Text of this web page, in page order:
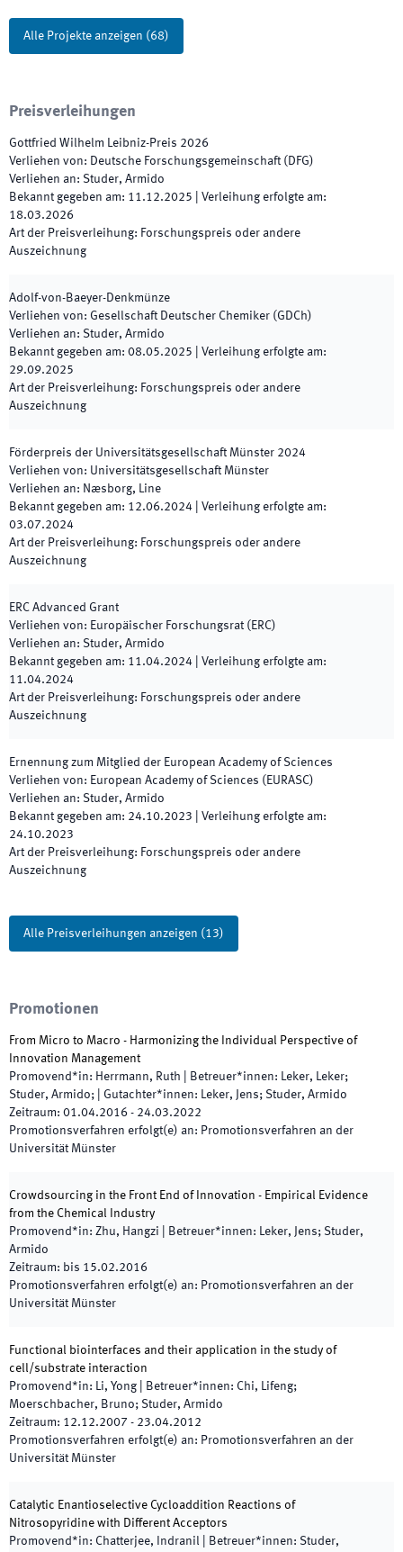
Alle Projekte anzeigen (68)
Preisverleihungen
Gottfried Wilhelm Leibniz-Preis 2026
Verliehen von: Deutsche Forschungsgemeinschaft (DFG)
Verliehen an: Studer, Armido
Bekannt gegeben am: 11.12.2025 Verleihung erfolgte am:
18.03.2026
Art der Preisverleihung: Forschungspreis oder andere
Auszeichnung
Adolf-von-Baeyer-Denkmünze
Verliehen von: Gesellschaft Deutscher Chemiker (GDCh)
Verliehen an: Studer, Armido
Bekannt gegeben am: 08.05.2025 Verleihung erfolgte am:
29.09.2025
Art der Preisverleihung: Forschungspreis oder andere
Auszeichnung
Förderpreis der Universitätsgesellschaft Münster 2024
Verliehen von: Universitätsgesellschaft Münster
Verliehen an: Næsborg, Line
Bekannt gegeben am: 12.06.2024 Verleihung erfolgte am:
03.07.2024
Art der Preisverleihung: Forschungspreis oder andere
Auszeichnung
ERC Advanced Grant
Verliehen von: Europäischer Forschungsrat (ERC)
Verliehen an: Studer, Armido
Bekannt gegeben am: 11.04.2024 Verleihung erfolgte am:
11.04.2024
Art der Preisverleihung: Forschungspreis oder andere
Auszeichnung
Ernennung zum Mitglied der European Academy of Sciences
Verliehen von: European Academy of Sciences (EURASC)
Verliehen an: Studer, Armido
Bekannt gegeben am: 24.10.2023 Verleihung erfolgte am:
24.10.2023
Art der Preisverleihung: Forschungspreis oder andere
Auszeichnung
Alle Preisverleihungen anzeigen (13)
Promotionen
From Micro to Macro - Harmonizing the Individual Perspective of
Innovation Management
Promovend*in: Herrmann, Ruth Betreuer*innen: Leker, Leker;
Studer, Armido;
Gutachter*innen: Leker, Jens; Studer, Armido
Zeitraum: 01.04.2016 - 24.03.2022
Promotionsverfahren erfolgt(e) an: Promotionsverfahren an der
Universität Münster
Crowdsourcing in the Front End of Innovation - Empirical Evidence
from the Chemical Industry
Promovend*in: Zhu, Hangzi Betreuer*innen: Leker, Jens; Studer,
Armido
Zeitraum: bis 15.02.2016
Promotionsverfahren erfolgt(e) an: Promotionsverfahren an der
Universität Münster
Functional biointerfaces and their application in the study of
cell/substrate interaction
Promovend*in: Li, Yong Betreuer*innen: Chi, Lifeng;
Moerschbacher, Bruno; Studer, Armido
Zeitraum: 12.12.2007 - 23.04.2012
Promotionsverfahren erfolgt(e) an: Promotionsverfahren an der
Universität Münster
Catalytic Enantioselective Cycloaddition Reactions of
Nitrosopyridine with Different Acceptors
Promovend*in: Chatterjee, Indranil Betreuer*innen: Studer,